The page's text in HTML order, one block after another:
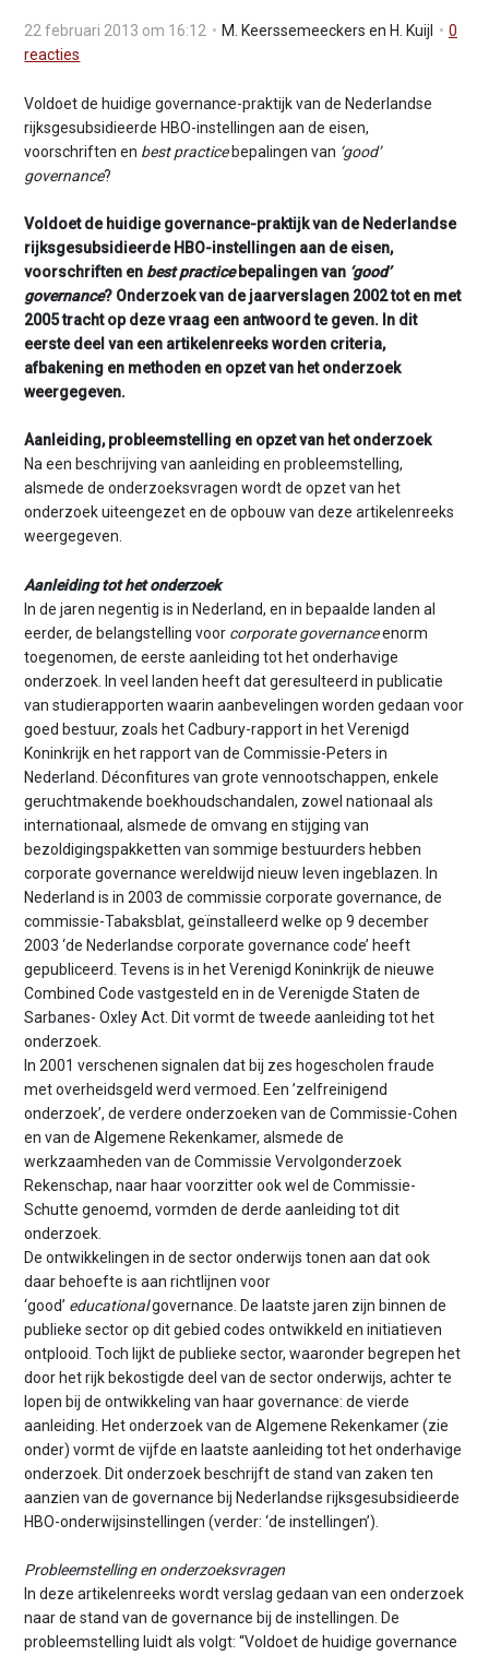
g
i
o
n
u
m
p
t
o
m
a
c
o
n
t
e
t
22 februari 2013 om 16:12 M. Keerssemeeckers en H. Kuijl
0
reacties
Voldoet de huidige governance-praktijk van de Nederlandse
rijksgesubsidieerde HBO-instellingen aan de eisen,
voorschriften en best practicebepalingen van ‘good’
governance?
Voldoet de huidige governance-praktijk van de Nederlandse
rijksgesubsidieerde HBO-instellingen aan de eisen,
voorschriften en best practicebepalingen van ‘good’
governance? Onderzoek van de jaarverslagen 2002 tot en met
2005 tracht op deze vraag een antwoord te geven. In dit
eerste deel van een artikelenreeks worden criteria,
afbakening en methoden en opzet van het onderzoek
weergegeven.
Aanleiding, probleemstelling en opzet van het onderzoek
Na een beschrijving van aanleiding en probleemstelling,
alsmede de onderzoeksvragen wordt de opzet van het
onderzoek uiteengezet en de opbouw van deze artikelenreeks
weergegeven.
Aanleiding tot het onderzoek
In de jaren negentig is in Nederland, en in bepaalde landen al
eerder, de belangstelling voor corporate governanceenorm
toegenomen, de eerste aanleiding tot het onderhavige
onderzoek. In veel landen heeft dat geresulteerd in publicatie
van studierapporten waarin aanbevelingen worden gedaan voor
goed bestuur, zoals het Cadbury-rapport in het Verenigd
Koninkrijk en het rapport van de Commissie-Peters in
Nederland. Déconfitures van grote vennootschappen, enkele
geruchtmakende boekhoudschandalen, zowel nationaal als
internationaal, alsmede de omvang en stijging van
bezoldigingspakketten van sommige bestuurders hebben
corporate governance wereldwijd nieuw leven ingeblazen. In
Nederland is in 2003 de commissie corporate governance, de
commissie-Tabaksblat, geïnstalleerd welke op 9 december
2003 ‘de Nederlandse corporate governance code’ heeft
gepubliceerd. Tevens is in het Verenigd Koninkrijk de nieuwe
Combined Code vastgesteld en in de Verenigde Staten de
Sarbanes- Oxley Act. Dit vormt de tweede aanleiding tot het
onderzoek.
In 2001 verschenen signalen dat bij zes hogescholen fraude
met overheidsgeld werd vermoed. Een ’zelfreinigend
onderzoek’, de verdere onderzoeken van de Commissie-Cohen
en van de Algemene Rekenkamer, alsmede de
werkzaamheden van de Commissie Vervolgonderzoek
Rekenschap, naar haar voorzitter ook wel de Commissie-
Schutte genoemd, vormden de derde aanleiding tot dit
onderzoek.
De ontwikkelingen in de sector onderwijs tonen aan dat ook
daar behoefte is aan richtlijnen voor
‘good’ educationalgovernance. De laatste jaren zijn binnen de
publieke sector op dit gebied codes ontwikkeld en initiatieven
ontplooid. Toch lijkt de publieke sector, waaronder begrepen het
door het rijk bekostigde deel van de sector onderwijs, achter te
lopen bij de ontwikkeling van haar governance: de vierde
aanleiding. Het onderzoek van de Algemene Rekenkamer (zie
onder) vormt de vijfde en laatste aanleiding tot het onderhavige
onderzoek. Dit onderzoek beschrijft de stand van zaken ten
aanzien van de governance bij Nederlandse rijksgesubsidieerde
HBO-onderwijsinstellingen (verder: ‘de instellingen’).
Probleemstelling en onderzoeksvragen
In deze artikelenreeks wordt verslag gedaan van een onderzoek
naar de stand van de governance bij de instellingen. De
probleemstelling luidt als volgt: “Voldoet de huidige governance